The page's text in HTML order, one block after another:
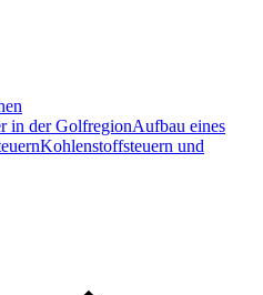
in der GolfregionAufbau eines
Kohlenstoffsteuern und